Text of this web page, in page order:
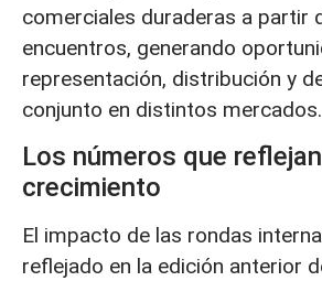
comerciales duraderas a partir
encuentros, generando
representación, distribución y
conjunto en distintos mercados.
Los números que reflejan
crecimiento
El impacto de las rondas
reflejado en la edición anterior